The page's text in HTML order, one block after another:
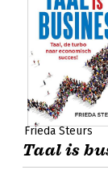
Frieda Steurs
Taal is